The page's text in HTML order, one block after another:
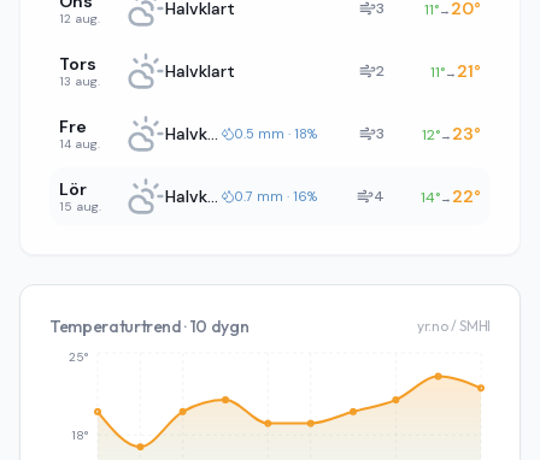
12 aug. Halvklart 3 11°→ 20°
Tors
13 aug. Halvklart 2 11°→ 21°
Fre
14 aug. Halvklart 0.5 mm · 18% 3 12°→ 23°
Lör
15 aug. Halvklart 0.7 mm · 16% 4 14°→ 22°
Temperaturtrend · 10 dygn yr.no / SMHI
18°
25°